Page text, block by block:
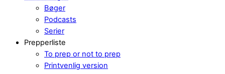
Bøger
Podcasts
Serier
Prepperliste
To prep or not to prep
Printvenlig version